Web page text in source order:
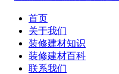
首页
关于我们
装修建材知识
装修建材百科
联系我们